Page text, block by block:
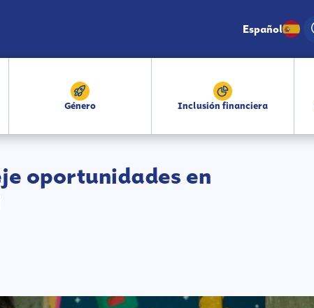
Español
Género Inclusión financiera
oportunidades en